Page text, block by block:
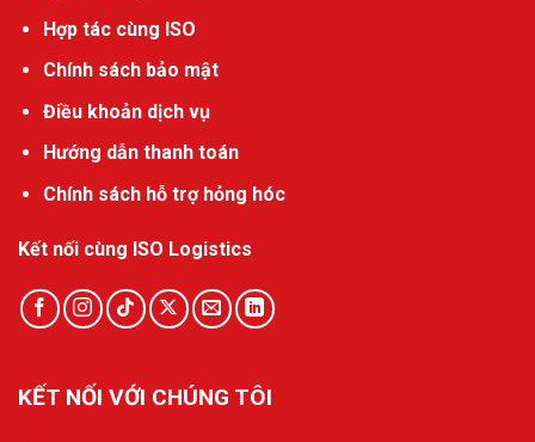
Hợp tác cùng ISO
Chính sách bảo mật
Điều khoản dịch vụ
Hướng dẫn thanh toán
Chính sách hỗ trợ hỏng hóc
Kết nối cùng ISO Logistics
KẾT NỐI VỚI CHÚNG TÔI